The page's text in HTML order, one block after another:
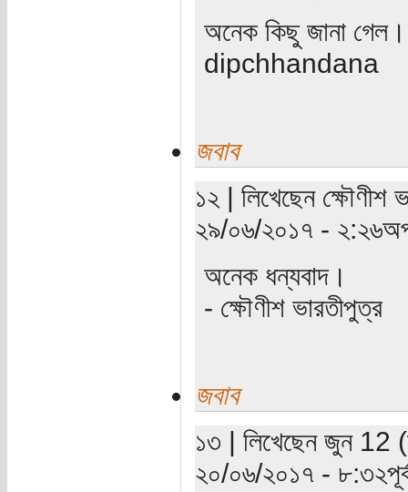
অনেক কিছু জানা
dipchhandana
জবাব
১২ | লিখেছেন ক্ষৌণীশ
২৯/০৬/২০১৭ -
অনেক ধন্যবাদ।
- ক্ষৌণীশ ভারতীপুত্র
জবাব
১৩ | লিখেছেন জুন 12
২০/০৬/২০১৭ -